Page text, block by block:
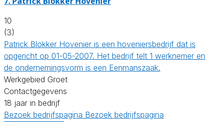
10
(3)
Patrick Blokker Hovenier is een hoveniersbedrijf dat is
opgericht op 01-05-2007. Het bedrijf telt 1 werknemer en
de ondernemingsvorm is een Eenmanszaak.
Werkgebied Groet
Contactgegevens
18 jaar in bedrijf
Bezoek bedrijfspagina Bezoek bedrijfspagina